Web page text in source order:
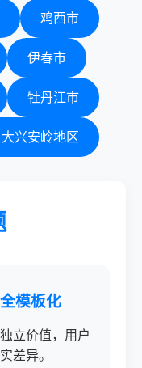
鸡西市
伊春市
牡丹江市
大兴安岭地区
模板化
立价值，用户
差异。